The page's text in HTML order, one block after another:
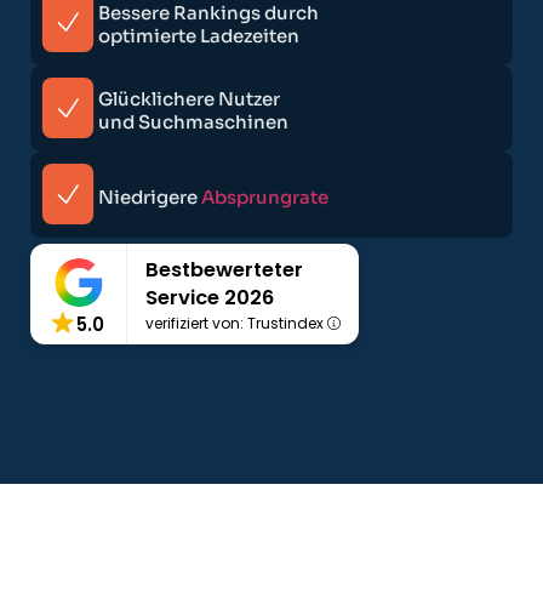
Bessere Rankings durch
optimierte Ladezeiten
Glücklichere Nutzer
und Suchmaschinen
NiedrigereAbsprungrate
5.0
Bestbewerteter
Service 2026
verifiziert von: Trustindex